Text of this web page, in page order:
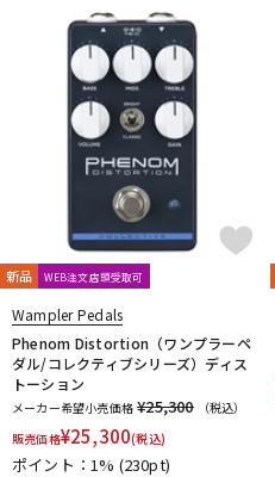
配信/ライブ機器
中古
新品 WEB注文店頭受取可
Wampler Pedals
Phenom Distortion（ワンプラーペ
ダル/コレクティブシリーズ）ディス
トーション
メーカー希望小売価格 ¥25,300
（税込）
販売価格¥25,300(税込)
ポイント：1% (230pt)